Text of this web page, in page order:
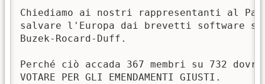
Chiediamo ai nostri rappresentanti al
salvare l'Europa dai brevetti software
Buzek-Rocard-Duff.
Perché ciò accada 367 membri su 732
VOTARE PER GLI EMENDAMENTI GIUSTI.